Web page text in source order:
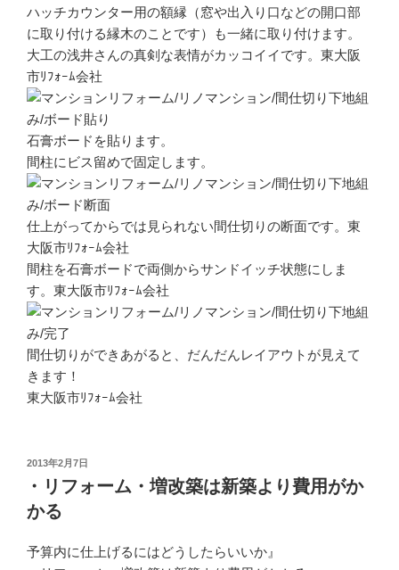
ハッチカウンター用の額縁（窓や出入り口などの開口部
に取り付ける縁木のことです）も一緒に取り付けます。
大工の浅井さんの真剣な表情がカッコイイです。東大阪
市ﾘﾌｫｰﾑ会社
石膏ボードを貼ります。
間柱にビス留めで固定します。
仕上がってからでは見られない間仕切りの断面です。東
大阪市ﾘﾌｫｰﾑ会社
間柱を石膏ボードで両側からサンドイッチ状態にしま
す。東大阪市ﾘﾌｫｰﾑ会社
間仕切りができあがると、だんだんレイアウトが見えて
きます！
東大阪市ﾘﾌｫｰﾑ会社
投
2013年2月7日
・リフォーム・増改築は新築より費用がか
かる
予算内に仕上げるにはどうしたらいいか』